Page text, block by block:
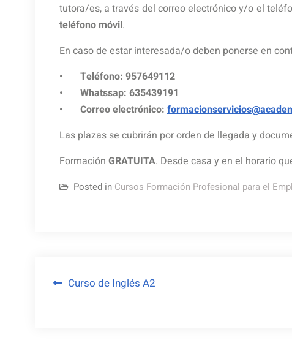
tutora/es, a través del correo electrónico y/o el
teléfono móvil.
En caso de estar interesada/o deben ponerse en
• Teléfono: 957649112
• Whatssap: 635439191
• Correo electrónico:
Las plazas se cubrirán por orden de llegada y
Formación GRATUITA. Desde casa y en el horario
Posted in Cursos Formación Profesional para el
Navegación
Curso de Inglés A2